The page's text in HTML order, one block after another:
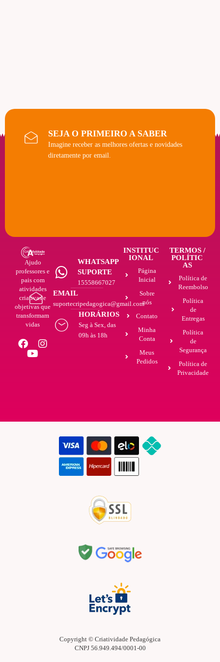
SEJA O PRIMEIRO A SABER
Imagine receber as melhores ofertas e novidades
diretamente por email.
Ajudo
professores e
pais com
atividades
criativas e
objetivas que
transformam
vidas
WHATSAPP
SUPORTE
15558667027
EMAIL
suportecripedagogica@gmail.com
HORÁRIOS
Seg à Sex, das
09h às 18h
INSTITUC
IONAL
Página
Inicial
Sobre
nós
Contato
Minha
Conta
Meus
Pedidos
TERMOS /
POLÍTIC
AS
Política de
Reembolso
Política
de
Entregas
Política
de
Segurança
Política de
Privacidade
Copyright © Criatividade Pedagógica
CNPJ 56.949.494/0001-00